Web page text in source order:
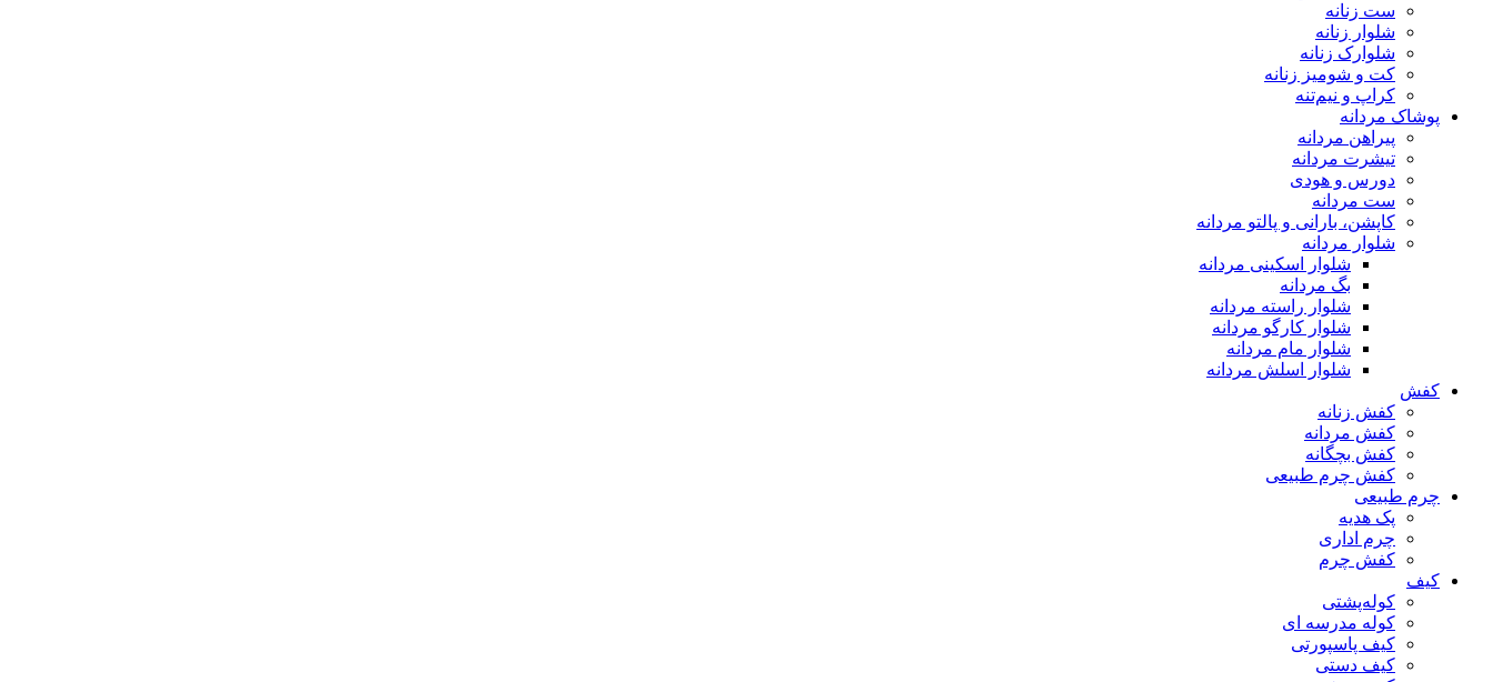
ست زنانه
شلوار زنانه
شلوارک زنانه
کت و شومیز زنانه
کراپ و نیم‌تنه
پوشاک مردانه
پیراهن مردانه
تیشرت مردانه
دورس و هودی
ست مردانه
کاپشن، بارانی و پالتو مردانه
شلوار مردانه
شلوار اسکینی مردانه
بگ مردانه
شلوار راسته مردانه
شلوار کارگو مردانه
شلوار مام مردانه
شلوار اسلش مردانه
کفش
کفش زنانه
کفش مردانه
کفش بچگانه
کفش چرم طبیعی
چرم طبیعی
پک هدیه
چرم اداری
کفش چرم
کیف
کوله‌پشتی
کوله مدرسه ای
کیف پاسپورتی
کیف دستی